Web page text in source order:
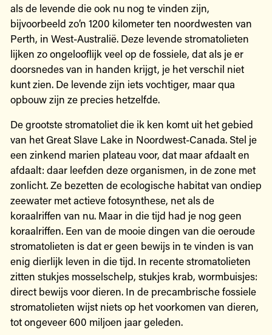
als de levende die ook nu nog te vinden zijn,
bijvoorbeeld zo’n 1200 kilometer ten noordwesten van
Perth, in West-Australië. Deze levende stromatolieten
lijken zo ongelooflijk veel op de fossiele, dat als je er
doorsnedes van in handen krijgt, je het verschil niet
kunt zien. De levende zijn iets vochtiger, maar qua
opbouw zijn ze precies hetzelfde.
De grootste stromatoliet die ik ken komt uit het gebied
van het Great Slave Lake in Noordwest-Canada. Stel je
een zinkend marien plateau voor, dat maar afdaalt en
afdaalt: daar leefden deze organismen, in de zone met
zonlicht. Ze bezetten de ecologische habitat van ondiep
zeewater met actieve fotosynthese, net als de
koraalriffen van nu. Maar in die tijd had je nog geen
koraalriffen. Een van de mooie dingen van die oeroude
stromatolieten is dat er geen bewijs in te vinden is van
enig dierlijk leven in die tijd. In recente stromatolieten
zitten stukjes mosselschelp, stukjes krab, wormbuisjes:
direct bewijs voor dieren. In de precambrische fossiele
stromatolieten wijst niets op het voorkomen van dieren,
tot ongeveer 600 miljoen jaar geleden.